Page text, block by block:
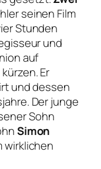
seinen Film
Stunden
und
auf
Er
und dessen
Der junge
Sohn
Simon
wirklichen